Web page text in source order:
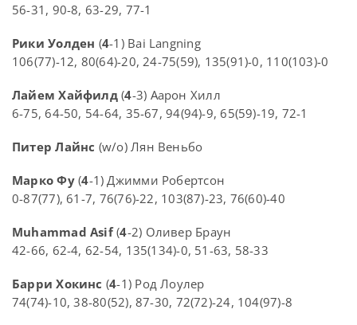
56-31, 90-8, 63-29, 77-1
Рики Уолден (4-1) Bai Langning
106(77)-12, 80(64)-20, 24-75(59), 135(91)-0, 110(103)-0
Лайем Хайфилд(4-3) Аарон Хилл
6-75, 64-50, 54-64, 35-67, 94(94)-9, 65(59)-19, 72-1
Питер Лайнс (w/o) Лян Веньбо
Марко Фу(4-1) Джимми Робертсон
0-87(77), 61-7, 76(76)-22, 103(87)-23, 76(60)-40
Muhammad Asif(4-2) Оливер Браун
42-66, 62-4, 62-54, 135(134)-0, 51-63, 58-33
Барри Хокинс (4-1) Род Лоулер
74(74)-10, 38-80(52), 87-30, 72(72)-24, 104(97)-8